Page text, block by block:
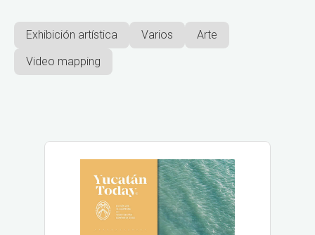
Exhibición artística Varios
Arte
Video mapping